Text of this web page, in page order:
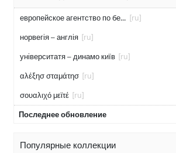
европейское агентство по безопасности полётов [ru]
норвегія – англія [ru]
університатя – динамо київ [ru]
αλέξησ σταμάτησ [ru]
σουαλιχό μεϊτέ [ru]
Последнее обновление
Популярные коллекции